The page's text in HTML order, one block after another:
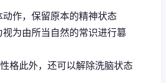
作，保留原本的精神状态
为由所当自然的常识进行篡
格此外，还可以解除洗脑状态